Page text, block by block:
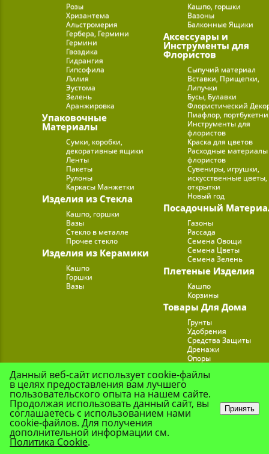
Розы
Хризантема
Альстромерия
Гербера, Гермини
Гермини
Гвоздика
Гидрангия
Гипсофила
Лилия
Эустома
Зелень
Аранжировка
Упаковочные
Материалы
Сумки, коробки,
декоративные ящики
Ленты
Пакеты
Рулоны
Каркасы Манжетки
Изделия из Стекла
Кашпо, горшки
Вазы
Стекло в металле
Прочее стекло
Изделия из Керамики
Кашпо
Горшки
Вазы
Кашпо, горшки
Вазоны
Балконные Ящики
Аксессуары и
Инструменты для
Флористов
Сыпучий материал
Вставки, Прищепки,
Липучки
Бусы, Булавки
Флористический
Пиафлор,
Инструменты для
флористов
Краска для цветов
Расходные
флористов
Сувениры, игрушки,
искусственные цветы,
открытки
Новый год
Посадочный
Газоны
Рассада
Семена Овощи
Семена Цветы
Семена Зелень
Плетеные Изделия
Кашпо
Корзины
Товары Для Дома
Грунты
Удобрения
Средства Защиты
Дренажи
Опоры
Подставки для Цветов
Данный веб-сайт использует cookie-файлы
в целях предоставления вам лучшего
пользовательского опыта на нашем сайте.
Продолжая использовать данный сайт, вы
соглашаетесь с использованием нами
cookie-файлов. Для получения
дополнительной информации см.
Политика Cookie.
Принять